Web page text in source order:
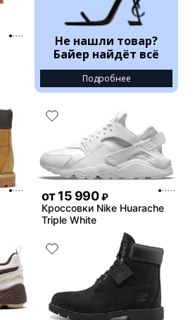
Не нашли товар?
Байер найдёт всё
Подробнее
от15 990 ₽
Кроссовки Nike Huarache
Triple White